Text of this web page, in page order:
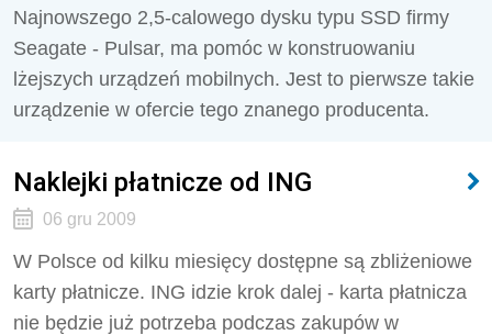
Najnowszego 2,5-calowego dysku typu SSD firmy
Seagate - Pulsar, ma pomóc w konstruowaniu
lżejszych urządzeń mobilnych. Jest to pierwsze takie
urządzenie w ofercie tego znanego producenta.
Naklejki płatnicze od ING
06 gru 2009
W Polsce od kilku miesięcy dostępne są zbliżeniowe
karty płatnicze. ING idzie krok dalej - karta płatnicza
nie będzie już potrzeba podczas zakupów w